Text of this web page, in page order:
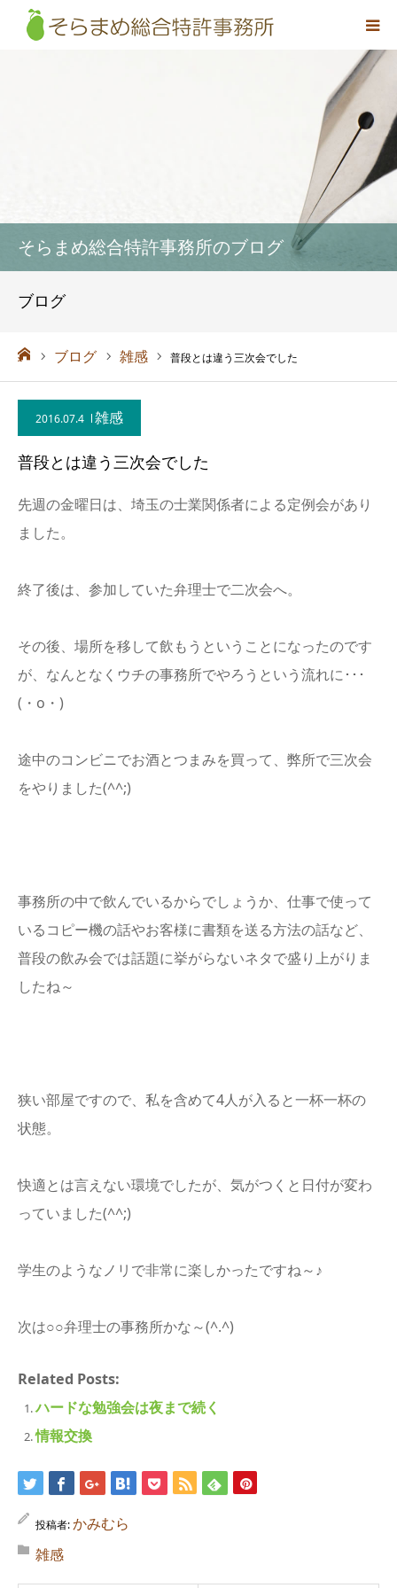
そらまめ総合特許事務所のブログ
ブログ
ム ブログ 雑感 普段とは違う三次会でした
2016.07.4 雑感
普段とは違う三次会でした
先週の金曜日は、埼玉の士業関係者による定例会があり
ました。
終了後は、参加していた弁理士で二次会へ。
その後、場所を移して飲もうということになったのです
が、なんとなくウチの事務所でやろうという流れに･･･
(・o・)
途中のコンビニでお酒とつまみを買って、弊所で三次会
をやりました(^^;)
事務所の中で飲んでいるからでしょうか、仕事で使って
いるコピー機の話やお客様に書類を送る方法の話など、
普段の飲み会では話題に挙がらないネタで盛り上がりま
したね～
狭い部屋ですので、私を含めて4人が入ると一杯一杯の
状態。
快適とは言えない環境でしたが、気がつくと日付が変わ
っていました(^^;)
学生のようなノリで非常に楽しかったですね～♪
次は○○弁理士の事務所かな～(^.^)
Related Posts:
ハードな勉強会は夜まで続く
情報交換
投稿者:かみむら
雑感
料金
採用情報